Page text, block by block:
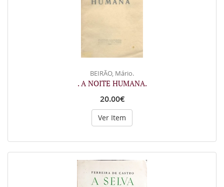
BEIRÃO, Mário.
. A NOITE HUMANA.
20.00€
Ver Item